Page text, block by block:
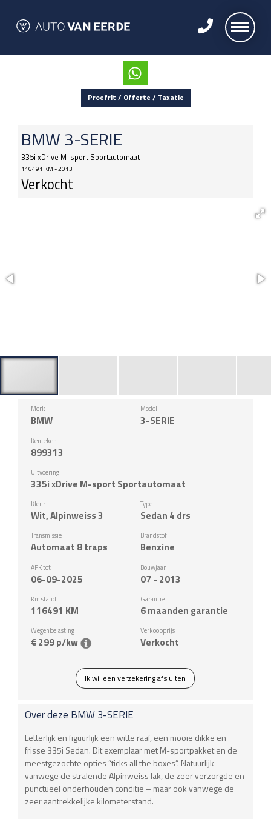
Proefrit / Offerte / Taxatie
BMW3-SERIE
335i xDrive M-sport Sportautomaat
116491 KM - 2013
Verkocht
Merk
BMW
Model
3-SERIE
Kenteken
899313
Uitvoering
335i xDrive M-sport Sportautomaat
Kleur
Wit, Alpinweiss 3
Type
Sedan 4 drs
Transmissie
Automaat 8 traps
Brandstof
Benzine
APK tot
06-09-2025
Bouwjaar
07 - 2013
Km stand
116491 KM
Garantie
6 maanden garantie
Wegenbelasting
€ 299 p/kw
Verkoopprijs
Verkocht
Ik wil een verzekering afsluiten
Over deze BMW3-SERIE
Letterlijk en figuurlijk een witte raaf, een mooie dikke en
frisse 335i Sedan. Dit exemplaar met M-sportpakket en de
meestgezochte opties “ticks all the boxes”. Natuurlijk
vanwege de stralende Alpinweiss lak, de zeer verzorgde en
punctueel onderhouden conditie – maar ook vanwege de
zeer aantrekkelijke kilometerstand.